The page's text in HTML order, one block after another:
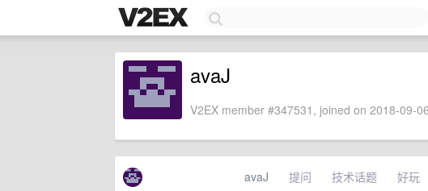
avaJ
V2EX member #347531, joined on 2018-09-
avaJ 提问 技术话题 好玩